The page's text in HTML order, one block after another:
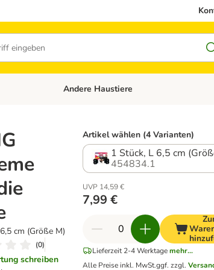
Zubehör Kategorie-Menü öffnen: Katzenfutter und
Andere Haustiere
cm (Größe M)
(0)
schreiben
Artikel wählen (4 Varianten)
1 Stück, L 6,5 cm
454834.1
UVP 14,59 €
7,99 €
Lieferzeit 2-4 Werktage mehr...
Alle Preise inkl. MwSt.ggf. zzgl.